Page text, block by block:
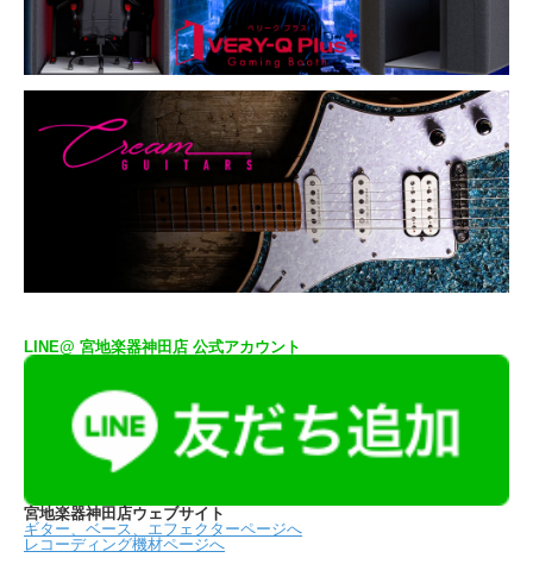
LINE@ 宮地楽器神田店 公式アカウント
宮地楽器神田店ウェブサイト
ギター、ベース、エフェクターページへ
レコーディング機材ページへ